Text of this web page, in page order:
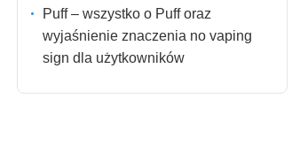
Puff – wszystko o Puff oraz
wyjaśnienie znaczenia no vaping
sign dla użytkowników